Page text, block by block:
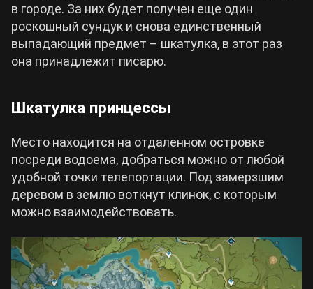
в городе. За них будет получен еще один
роскошный сундук и снова единственный
выпадающий предмет – шкатулка, в этот раз
она принадлежит писарю.
Шкатулка принцессы
Место находится на отдаленном островке
посреди водоема, добраться можно от любой
удобной точки телепортации. Под замерзшим
деревом в землю воткнут клинок, с которым
можно взаимодействовать.